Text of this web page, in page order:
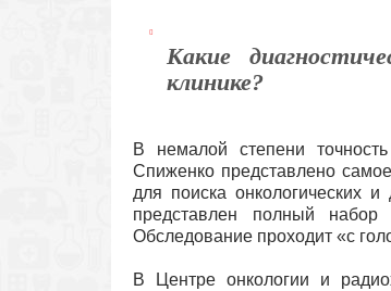
Какие
клинике?
В немалой степени
Спиженко представлено
для поиска онкологических
представлен полный набор
Обследование проходит «с
В Центре онкологии и